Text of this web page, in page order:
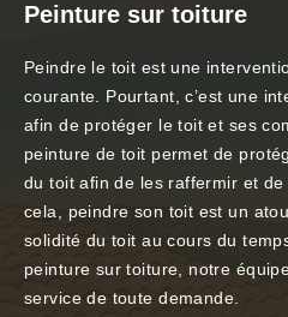
Peinture sur toiture
Peindre le toit est une
courante. Pourtant, c’est une
afin de protéger le toit et ses
peinture de toit permet de
du toit afin de les raffermir et
cela, peindre son toit est un
solidité du toit au cours du
peinture sur toiture, notre
service de toute demande.